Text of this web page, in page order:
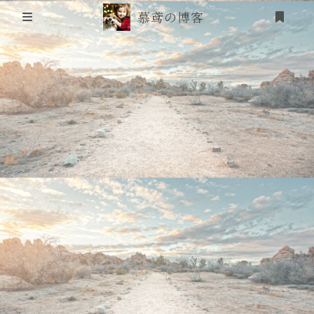
首页
信息安全
靶场笔记
吟诗
friends
追番
RSS
慕鸢の博客
登录